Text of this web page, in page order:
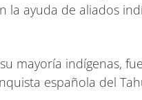
ayuda de aliados
mayoría indígenas,
española del